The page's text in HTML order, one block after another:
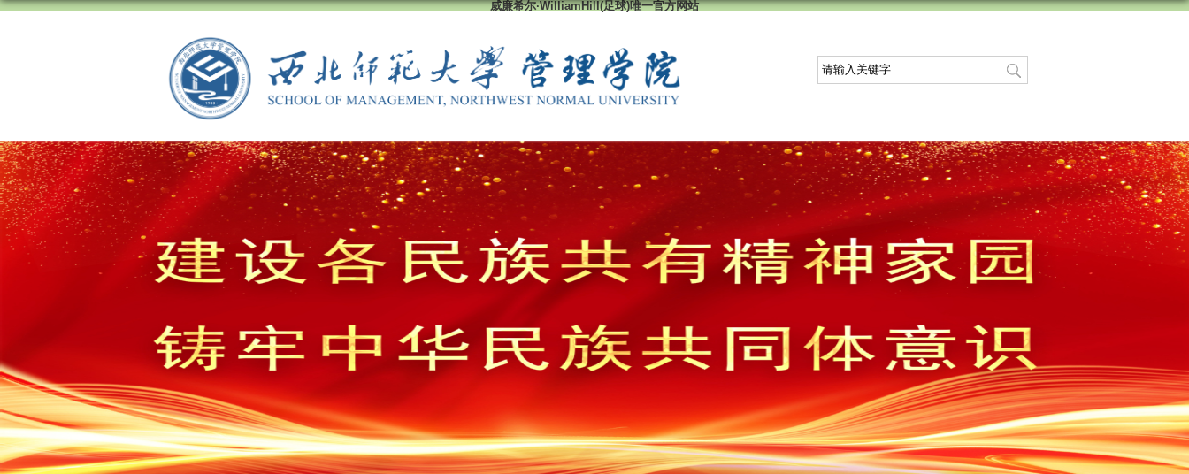
威廉希尔·WilliamHill(足球)唯一官方网站